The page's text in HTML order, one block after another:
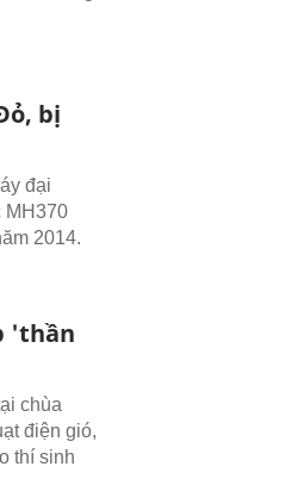
bị
đại
MH370
2014.
'thần
chùa
điện gió,
thí sinh